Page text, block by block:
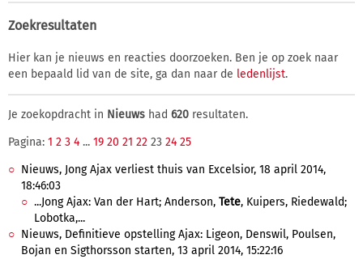
Zoekresultaten
Hier kan je nieuws en reacties doorzoeken. Ben je op zoek naar
een bepaald lid van de site, ga dan naar de ledenlijst.
Je zoekopdracht in Nieuws had 620 resultaten.
Pagina: 1 2 3 4 ... 19 20 21 22 23 24 25
Nieuws, Jong Ajax verliest thuis van Excelsior, 18 april 2014,
18:46:03
...Jong Ajax: Van der Hart; Anderson, Tete, Kuipers, Riedewald;
Lobotka,...
Nieuws, Definitieve opstelling Ajax: Ligeon, Denswil, Poulsen,
Bojan en Sigthorsson starten, 13 april 2014, 15:22:16